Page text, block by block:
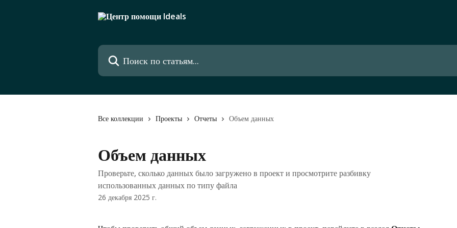
Поиск по статьям...
Все коллекции Проекты Отчеты Объем данных
Объем данных
Проверьте, сколько данных было загружено в проект и просмотрите разбивку
использованных данных по типу файла
26 декабря 2025 г.